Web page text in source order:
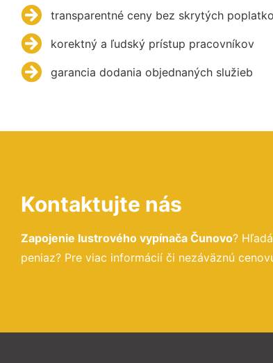
transparentné ceny bez skrytých
korektný a ľudský prístup pracovníkov
garancia dodania objednaných služieb
Kontaktujte nás
Zapojenie lustrového vypínača Čunovo?
peniaz? Pre viac informácií či nezáväznú